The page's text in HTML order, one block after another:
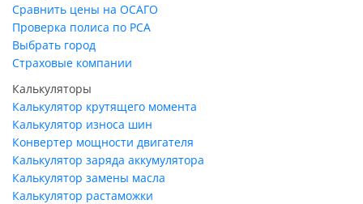
Сравнить цены на ОСАГО
Проверка полиса по РСА
Выбрать город
Страховые компании
Калькуляторы
Калькулятор крутящего момента
Калькулятор износа шин
Конвертер мощности двигателя
Калькулятор заряда аккумулятора
Калькулятор замены масла
Калькулятор растаможки